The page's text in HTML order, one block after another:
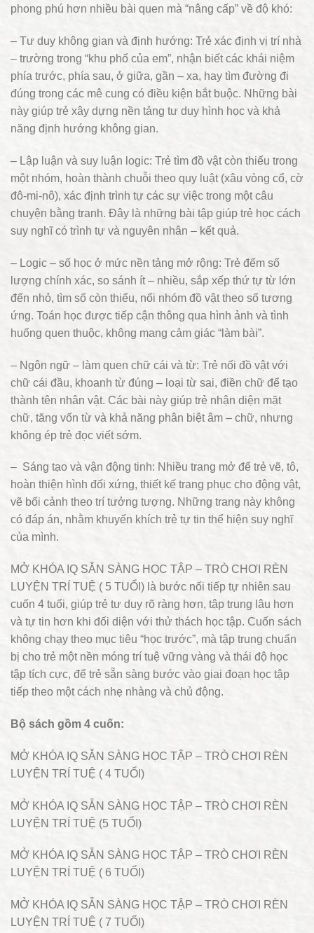
phong phú hơn nhiều bài quen mà “nâng cấp” về độ khó:
– Tư duy không gian và định hướng: Trẻ xác định vị trí nhà
– trường trong “khu phố của em”, nhận biết các khái niệm
phía trước, phía sau, ở giữa, gần – xa, hay tìm đường đi
đúng trong các mê cung có điều kiện bắt buộc. Những bài
này giúp trẻ xây dựng nền tảng tư duy hình học và khả
năng định hướng không gian.
– Lập luận và suy luận logic: Trẻ tìm đồ vật còn thiếu trong
một nhóm, hoàn thành chuỗi theo quy luật (xâu vòng cổ, cờ
đô-mi-nô), xác định trình tự các sự việc trong một câu
chuyện bằng tranh. Đây là những bài tập giúp trẻ học cách
suy nghĩ có trình tự và nguyên nhân – kết quả.
– Logic – số học ở mức nền tảng mở rộng: Trẻ đếm số
lượng chính xác, so sánh ít – nhiều, sắp xếp thứ tự từ lớn
đến nhỏ, tìm số còn thiếu, nối nhóm đồ vật theo số tương
ứng. Toán học được tiếp cận thông qua hình ảnh và tình
huống quen thuộc, không mang cảm giác “làm bài”.
– Ngôn ngữ – làm quen chữ cái và từ: Trẻ nối đồ vật với
chữ cái đầu, khoanh từ đúng – loại từ sai, điền chữ để tạo
thành tên nhân vật. Các bài này giúp trẻ nhận diện mặt
chữ, tăng vốn từ và khả năng phân biệt âm – chữ, nhưng
không ép trẻ đọc viết sớm.
– Sáng tạo và vận động tinh: Nhiều trang mở để trẻ vẽ, tô,
hoàn thiện hình đối xứng, thiết kế trang phục cho động vật,
vẽ bối cảnh theo trí tưởng tượng. Những trang này không
có đáp án, nhằm khuyến khích trẻ tự tin thể hiện suy nghĩ
của mình.
MỞ KHÓA IQ SẴN SÀNG HỌC TẬP – TRÒ CHƠI RÈN
LUYỆN TRÍ TUỆ ( 5 TUỔI) là bước nối tiếp tự nhiên sau
cuốn 4 tuổi, giúp trẻ tư duy rõ ràng hơn, tập trung lâu hơn
và tự tin hơn khi đối diện với thử thách học tập. Cuốn sách
không chạy theo mục tiêu “học trước”, mà tập trung chuẩn
bị cho trẻ một nền móng trí tuệ vững vàng và thái độ học
tập tích cực, để trẻ sẵn sàng bước vào giai đoạn học tập
tiếp theo một cách nhẹ nhàng và chủ động.
Bộ sách gồm 4 cuốn:
MỞ KHÓA IQ SẴN SÀNG HỌC TẬP – TRÒ CHƠI RÈN
LUYỆN TRÍ TUỆ ( 4 TUỔI)
MỞ KHÓA IQ SẴN SÀNG HỌC TẬP – TRÒ CHƠI RÈN
LUYỆN TRÍ TUỆ (5 TUỔI)
MỞ KHÓA IQ SẴN SÀNG HỌC TẬP – TRÒ CHƠI RÈN
LUYỆN TRÍ TUỆ ( 6 TUỔI)
MỞ KHÓA IQ SẴN SÀNG HỌC TẬP – TRÒ CHƠI RÈN
LUYỆN TRÍ TUỆ ( 7 TUỔI)